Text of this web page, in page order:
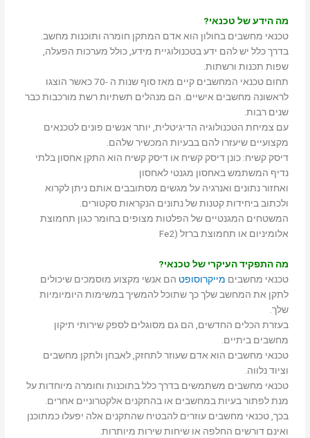
מה הידע של טכנאי?
טכנאי מחשבים בחולון הוא אדם המתקן חומרה ותוכנות מחשב.
בדרך כלל יש להם ידע בטכנולוגיית מידע, כולל מערכות הפעלה,
שפות תכנות ורשתות.
תחום טכנאי המחשבים קיים מאז סוף שנות ה -70 כאשר הוצגו
לראשונה מחשבים אישיים. הם מנהלים תשתיות רשת מורכבות כבר
שנים רבות.
עם צמיחת הטכנולוגיה הדיגיטלית, יותר אנשים פונים לטכנאים
מקצועיים שיעזרו להם בבעיות המכשיר שלהם.
דיסק קשיח: כונן דיסק קשיח או דיסק קשיח הוא התקן אחסון בלתי
נדיף המשתמש באחסון מגנטי לאחסון
ואחזור נתונים ואנרגיה על מגשים מסתובבים אותם ניתן לקרוא
ולכתוב ביחידות קטנות של נתונים הנקראות סקטורים.
המשטחים המגנטיים של הפלטות מצופים בחומר כגון תחמוצת
אלומיניום או תחמוצת ברזל (Fe2
מה התפקיד העיקרי של טכנאי?
טכנאי מחשבים מייקרוסופט הם אנשי מקצוע מוסמכים שיכולים
לתקן את המחשב שלך כך שתוכל להמשיך במשימות היומיומיות
שלך.
בעזרת הכלים החדשים, הם גם מסוגלים לספק שירותי תיקון
מחשבים ביתיים.
טכנאי מחשבים הוא אדם שעוזר לתחזק, לאבחן ולתקן מחשבים
וציוד נלווה.
טכנאי מחשבים משתמשים בדרך כלל בתוכנות וחומרה מיוחדות על
מנת לפתור בעיות במחשבים או בהתקנים אלקטרוניים אחרים.
בכך, טכנאי מחשבים עוזרים להבטיח שהתקנים אלה יפעלו כמתוכנן
ואינם דורשים החלפה או שיחות שירות מיותרות.